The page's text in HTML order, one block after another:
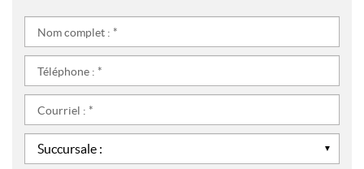
complet
:
*
*Succursale